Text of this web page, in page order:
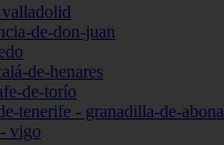
de-don-juan
de-henares
de-torío
tenerife - granadilla-de-abona
vigo